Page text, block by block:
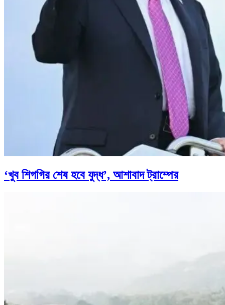
‘খুব শিগগির শেষ হবে যুদ্ধ’, আশাবাদ ট্রাম্পের